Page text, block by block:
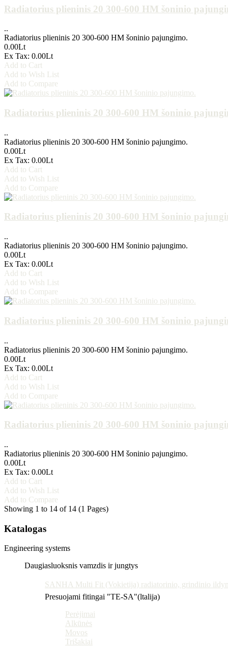
Radiatorius plieninis 20 300-600 HM šoninio
..
Radiatorius plieninis 20 300-600 HM šoninio pajungimo.
0.00Lt
Ex Tax: 0.00Lt
Add to Cart
Add to Wish List
Add to Compare
Radiatorius plieninis 20 300-600 HM šoninio
..
Radiatorius plieninis 20 300-600 HM šoninio pajungimo.
0.00Lt
Ex Tax: 0.00Lt
Add to Cart
Add to Wish List
Add to Compare
Radiatorius plieninis 20 300-600 HM šoninio
..
Radiatorius plieninis 20 300-600 HM šoninio pajungimo.
0.00Lt
Ex Tax: 0.00Lt
Add to Cart
Add to Wish List
Add to Compare
Radiatorius plieninis 20 300-600 HM šoninio
..
Radiatorius plieninis 20 300-600 HM šoninio pajungimo.
0.00Lt
Ex Tax: 0.00Lt
Add to Cart
Add to Wish List
Add to Compare
Radiatorius plieninis 20 300-600 HM šoninio
..
Radiatorius plieninis 20 300-600 HM šoninio pajungimo.
0.00Lt
Ex Tax: 0.00Lt
Add to Cart
Add to Wish List
Add to Compare
Showing 1 to 14 of 14 (1 Pages)
Katalogas
Engineering systems
Daugiasluoksnis vamzdis ir jungtys
SANHA Multi Fit (Vokietija) radiatorinio, grindinio
Presuojami fitingai "TE-SA"(ltalija)
Perėjimai
Alkūnės
Movos
Trišakiai